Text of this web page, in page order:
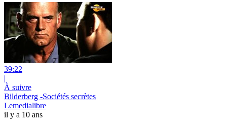
39:22
|
À suivre
Bilderberg -Sociétés secrètes
Lemedialibre
il y a 10 ans